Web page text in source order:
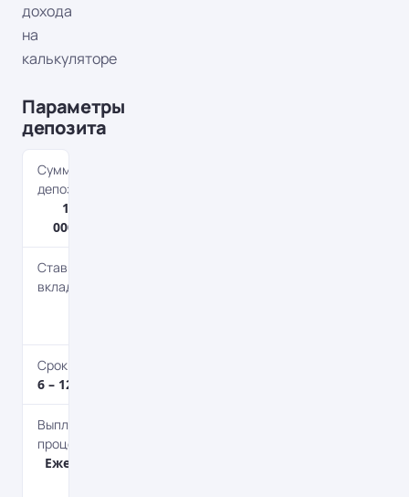
дохода
на
калькуляторе
Параметры
депозита
Сумма
депозита
1 000 – 100
000 000 грн.
Ставка по
вкладу
Срок депозита
6 – 12 мес.
Выплата
процентов
Ежемесячно,